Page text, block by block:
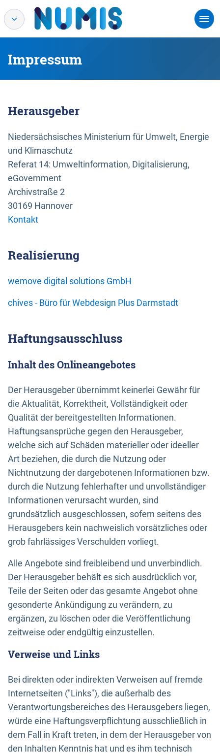
Impressum
Herausgeber
Niedersächsisches Ministerium für Umwelt, Energie
und Klimaschutz
Referat 14: Umweltinformation, Digitalisierung,
eGovernment
Archivstraße 2
30169 Hannover
Kontakt
Realisierung
wemove digital solutions GmbH
chives - Büro für Webdesign Plus Darmstadt
Haftungsausschluss
Inhalt des Onlineangebotes
Der Herausgeber übernimmt keinerlei Gewähr für
die Aktualität, Korrektheit, Vollständigkeit oder
Qualität der bereitgestellten Informationen.
Haftungsansprüche gegen den Herausgeber,
welche sich auf Schäden materieller oder ideeller
Art beziehen, die durch die Nutzung oder
Nichtnutzung der dargebotenen Informationen bzw.
durch die Nutzung fehlerhafter und unvollständiger
Informationen verursacht wurden, sind
grundsätzlich ausgeschlossen, sofern seitens des
Herausgebers kein nachweislich vorsätzliches oder
grob fahrlässiges Verschulden vorliegt.
Alle Angebote sind freibleibend und unverbindlich.
Der Herausgeber behält es sich ausdrücklich vor,
Teile der Seiten oder das gesamte Angebot ohne
gesonderte Ankündigung zu verändern, zu
ergänzen, zu löschen oder die Veröffentlichung
zeitweise oder endgültig einzustellen.
Verweise und Links
Bei direkten oder indirekten Verweisen auf fremde
Internetseiten ("Links"), die außerhalb des
Verantwortungsbereiches des Herausgebers liegen,
würde eine Haftungsverpflichtung ausschließlich in
dem Fall in Kraft treten, in dem der Herausgeber von
den Inhalten Kenntnis hat und es ihm technisch